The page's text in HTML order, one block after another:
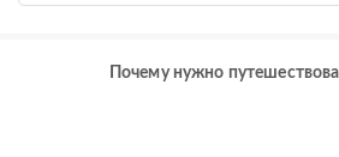
Почему нужно